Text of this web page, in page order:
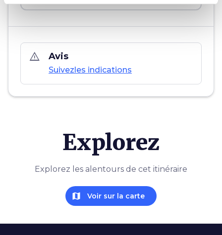
warning_amber Avis
Suivezles indications
Explorez
Explorez les alentours de cet itinéraire
map Voir sur la carte